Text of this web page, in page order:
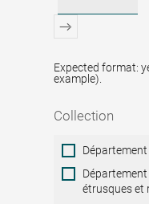
Expected format:
example).
Collection
Collection
étrusques et